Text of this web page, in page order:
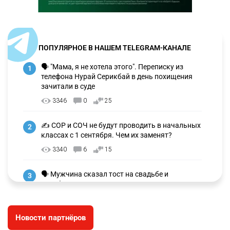
ПОПУЛЯРНОЕ В НАШЕМ TELEGRAM-КАНАЛЕ
1
🗣 "Мама, я не хотела этого". Переписку из
телефона Нурай Серикбай в день похищения
зачитали в суде
3346 0 25
2
✍️ СОР и СОЧ не будут проводить в начальных
классах с 1 сентября. Чем их заменят?
3340 6 15
3
🗣 Мужчина сказал тост на свадьбе и
заработал уголовное дело
🐏 Скота больше, а мясо дороже. Почему в
Новости партнёров